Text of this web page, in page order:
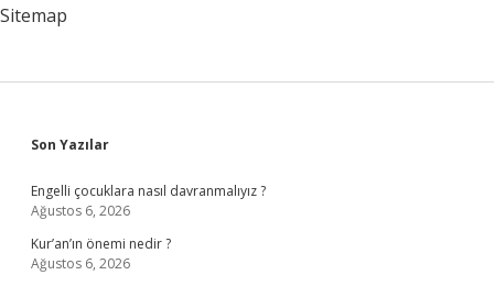
Sitemap
Sidebar
Son Yazılar
Engelli çocuklara nasıl davranmalıyız ?
Ağustos 6, 2026
Kur’an’ın önemi nedir ?
Ağustos 6, 2026